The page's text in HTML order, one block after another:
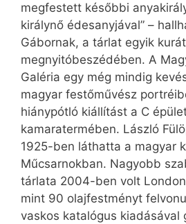
megfestett későbbi
királynő édesanyjával” –
Gábornak, a tárlat egyik
megnyitóbeszédében. A
Galéria egy még mindig
magyar festőművész
hiánypótló kiállítást a C
kamaratermében. László
1925-ben láthatta a magyar
Műcsarnokban. Nagyobb
tárlata 2004-ben volt
mint 90 olajfestményt
vaskos katalógus kiadásával